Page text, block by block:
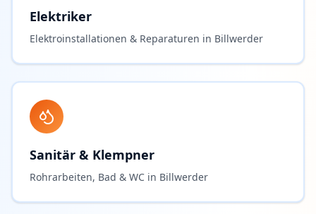
Elektriker
Elektroinstallationen & Reparaturen in Billwerder
Sanitär & Klempner
Rohrarbeiten, Bad & WC in Billwerder